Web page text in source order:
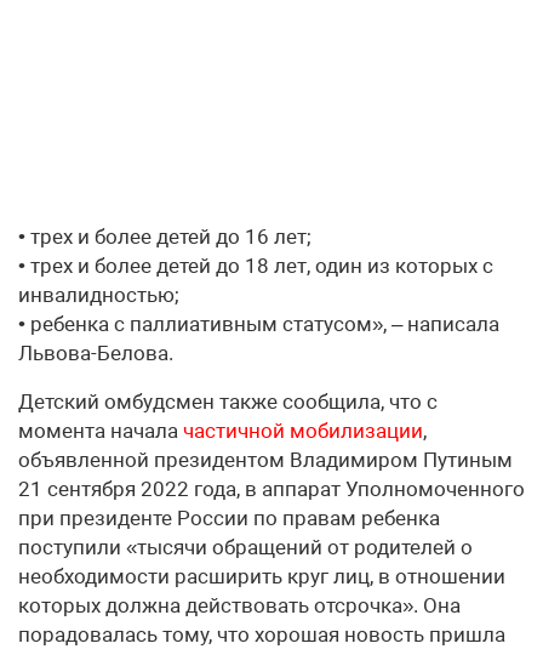
• трех и более детей до 16 лет;
• трех и более детей до 18 лет, один из которых с
инвалидностью;
• ребенка с паллиативным статусом», – написала
Львова-Белова.
Детский омбудсмен также сообщила, что с
момента начала частичной мобилизации,
объявленной президентом Владимиром Путиным
21 сентября 2022 года, в аппарат Уполномоченного
при президенте России по правам ребенка
поступили «тысячи обращений от родителей о
необходимости расширить круг лиц, в отношении
которых должна действовать отсрочка». Она
порадовалась тому, что хорошая новость пришла